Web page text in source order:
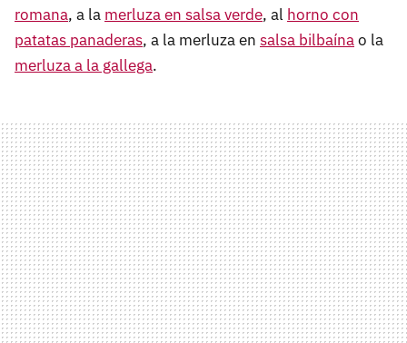
romana, a la merluza en salsa verde, al horno con
patatas panaderas, a la merluza en salsa bilbaínao la
merluza a la gallega.